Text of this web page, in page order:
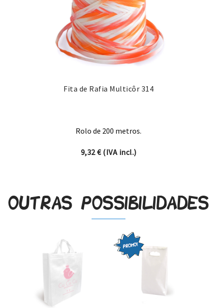
Fita de Rafia Multicôr 314
Rolo de 200 metros.
9,32€(IVA incl.)
Outras possibilidades